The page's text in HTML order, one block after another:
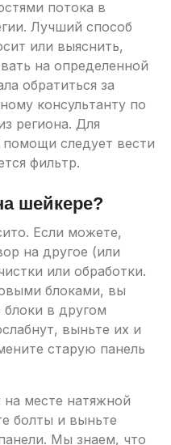
потока в
Лучший способ
или выяснить,
на определенной
обратиться за
консультанту по
региона. Для
следует вести
фильтр.
шейкере?
Если можете,
на другое (или
или обработки.
блоками, вы
в другом
выньте их и
старую панель
месте натяжной
болты и выньте
Мы знаем, что